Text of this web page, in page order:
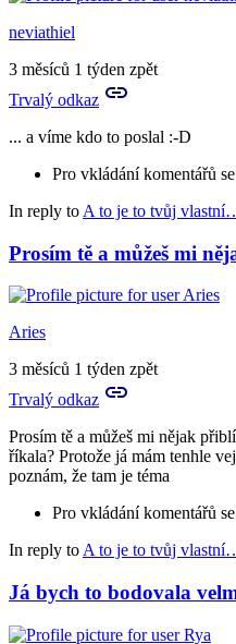
neviathiel
3 měsíců 1 týden zpět
Trvalý odkaz
... a víme kdo to poslal :-D
Pro vkládání komentářů
In reply to A to je to tvůj
Prosím tě a můžeš mi
Aries
3 měsíců 1 týden zpět
Trvalý odkaz
Prosím tě a můžeš mi nějak
říkala? Protože já mám tenhle
poznám, že tam je téma
Pro vkládání komentářů
In reply to A to je to tvůj
Já bych to bodovala